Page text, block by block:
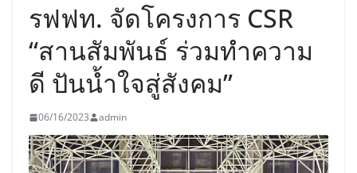
รฟฟท. จัดโครงการ CSR
“สานสัมพันธ์ ร่วมทำความ
ดี ปันน้ำใจสู่สังคม”
06/16/2023 admin